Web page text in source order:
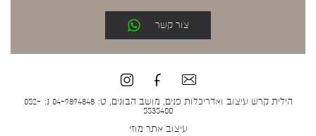
צור קשר
הילית קרש עיצוב ואדריכלות פנים, מושב הבונים, ט: 04-9894848 נ: 052-
5535400
עיצוב אתר מוזי